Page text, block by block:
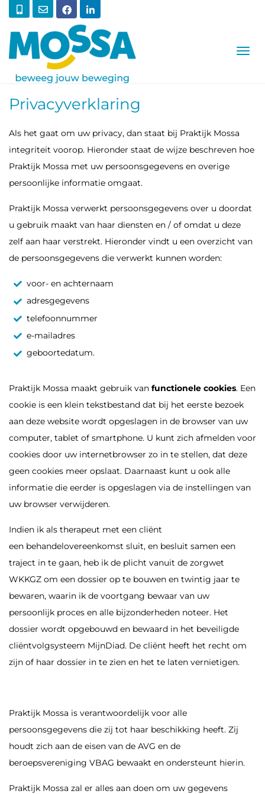
T
I
N
Privacyverklaring
Als het gaat om uw privacy, dan staat bij Praktijk Mossa
integriteit voorop. Hieronder staat de wijze beschreven hoe
Praktijk Mossa met uw persoonsgegevens en overige
persoonlijke informatie omgaat.
Praktijk Mossa verwerkt persoonsgegevens over u doordat
u gebruik maakt van haar diensten en / of omdat u deze
zelf aan haar verstrekt. Hieronder vindt u een overzicht van
de persoonsgegevens die verwerkt kunnen worden:
voor- en achternaam
adresgegevens
telefoonnummer
e-mailadres
geboortedatum.
Praktijk Mossa maakt gebruik van functionele cookies. Een
cookie is een klein tekstbestand dat bij het eerste bezoek
aan deze website wordt opgeslagen in de browser van uw
computer, tablet of smartphone. U kunt zich afmelden voor
cookies door uw internetbrowser zo in te stellen, dat deze
geen cookies meer opslaat. Daarnaast kunt u ook alle
informatie die eerder is opgeslagen via de instellingen van
uw browser verwijderen.
Indien ik als therapeut met een cliënt
een behandelovereenkomst sluit, en besluit samen een
traject in te gaan, heb ik de plicht vanuit de zorgwet
WKKGZ om een dossier op te bouwen en twintig jaar te
bewaren, waarin ik de voortgang bewaar van uw
persoonlijk proces en alle bijzonderheden noteer. Het
dossier wordt opgebouwd en bewaard in het beveiligde
cliëntvolgsysteem MijnDiad. De cliënt heeft het recht om
zijn of haar dossier in te zien en het te laten vernietigen.
Praktijk Mossa is verantwoordelijk voor alle
persoonsgegevens die zij tot haar beschikking heeft. Zij
houdt zich aan de eisen van de AVG en de
beroepsvereniging VBAG bewaakt en ondersteunt hierin.
Praktijk Mossa zal er alles aan doen om uw gegevens